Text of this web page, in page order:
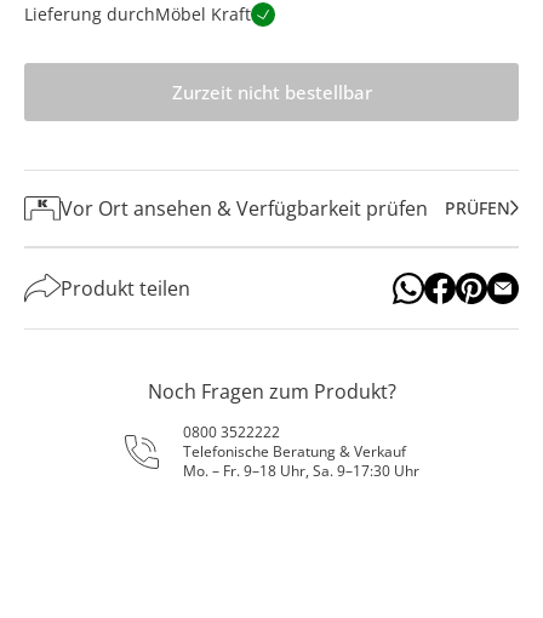
Lieferung durchMöbel Kraft
Zurzeit nicht bestellbar
Vor Ort ansehen & Verfügbarkeit prüfen PRÜFEN
Produkt teilen
Noch Fragen zum Produkt?
0800 3522222
Telefonische Beratung & Verkauf
Mo. – Fr. 9–18 Uhr, Sa. 9–17:30 Uhr